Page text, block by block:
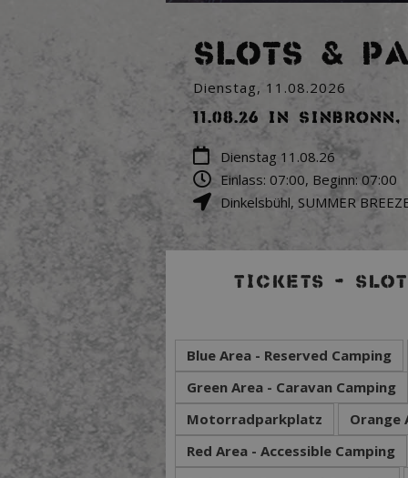
SLOTS &
Dienstag, 11.08.2026
11.08.26 in
Dienstag 11.08.26
Einlass: 07:00, Beginn: 07:00
Dinkelsbühl, SUMMER
TICKETS –
Blue Area - Reserved Camping
Green Area - Caravan Camping
Motorradparkplatz
Orange
Red Area - Accessible Camping